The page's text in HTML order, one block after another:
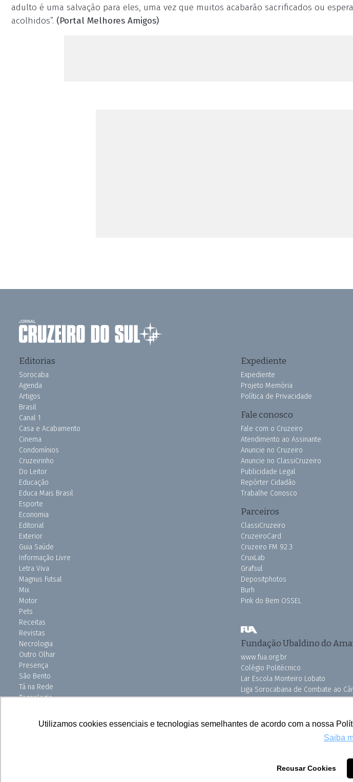
Utilizamos cookies essenciais e tecnologias semelhantes de acordo com a nossa
Saiba
Recusar Cookies
adulto é uma salvação para eles, uma vez que muitos acabarão sacrificados ou
acolhidos”. (Portal Melhores Amigos)
Editorias
Sorocaba
Agenda
Artigos
Brasil
Canal 1
Casa e Acabamento
Cinema
Condomínios
Cruzeirinho
Do Leitor
Educação
Educa Mais Brasil
Esporte
Economia
Editorial
Exterior
Guia Saúde
Informação Livre
Letra Viva
Magnus Futsal
Mix
Motor
Pets
Receitas
Revistas
Necrologia
Outro Olhar
Presença
São Bento
Tá na Rede
Tecnologia
Uniso Ciência
Expediente
Expediente
Projeto Memória
Política de Privacidade
Fale conosco
Fale com o Cruzeiro
Atendimento ao Assinante
Anuncie no Cruzeiro
Anuncie no ClassiCruzeiro
Publicidade Legal
Repórter Cidadão
Trabalhe Conosco
Parceiros
ClassiCruzeiro
CruzeiroCard
Cruzeiro FM 92.3
CruxLab
Grafsul
Depositphotos
Burh
Pink do Bem OSSEL
Fundação Ubaldino do
www.fua.org.br
Colégio Politécnico
Lar Escola Monteiro Lobato
Liga Sorocabana de Combate ao
Vila dos Velhinhos
Todos os direitos